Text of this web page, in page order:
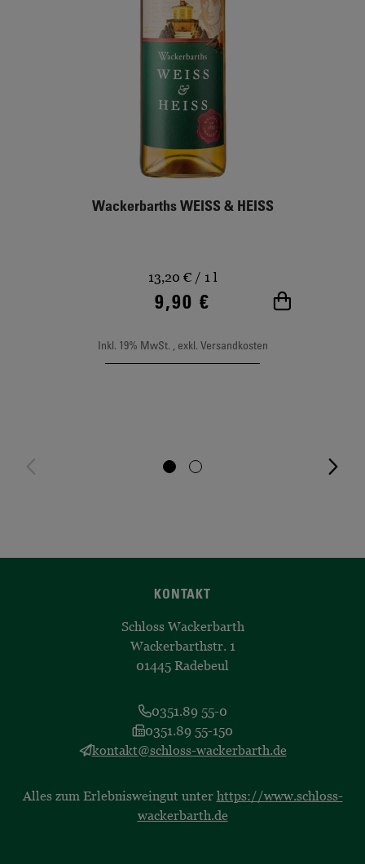
Wackerbarths WEISS & HEISS
9,90 € In den
Inkl. 19% MwSt. exkl. Versandkosten
13,20 €/ 1 l
KONTAKT
Schloss Wackerbarth
Wackerbarthstr. 1
01445 Radebeul
0351.89 55-0
0351.89 55-150
kontakt@schloss-wackerbarth.de
Alles zum Erlebnisweingut unter https://www.schloss-
wackerbarth.de